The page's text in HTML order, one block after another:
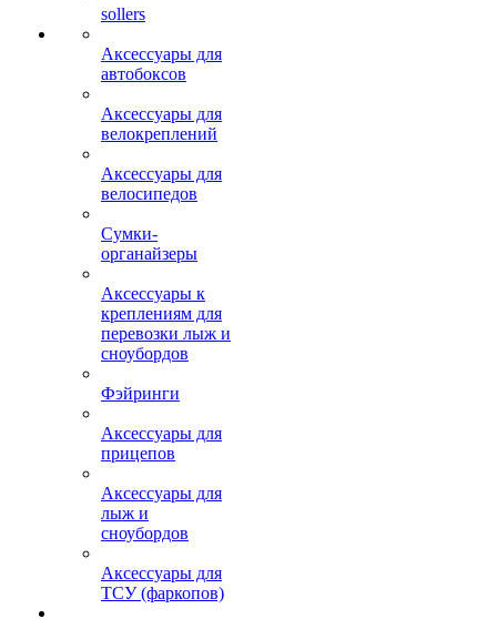
sollers
Аксессуары для
автобоксов
Аксессуары для
велокреплений
Аксессуары для
велосипедов
Сумки-
органайзеры
Аксессуары к
креплениям для
перевозки лыж и
сноубордов
Фэйринги
Аксессуары для
прицепов
Аксессуары для
лыж и
сноубордов
Аксессуары для
ТСУ (фаркопов)